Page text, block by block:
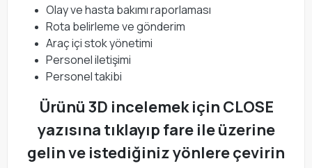
Olay ve hasta bakımı raporlaması
Rota belirleme ve gönderim
Araç içi stok yönetimi
Personel iletişimi
Personel takibi
Ürünü 3D incelemek için CLOSE
yazısına tıklayıp fare ile üzerine
gelin ve istediğiniz yönlere çevirin